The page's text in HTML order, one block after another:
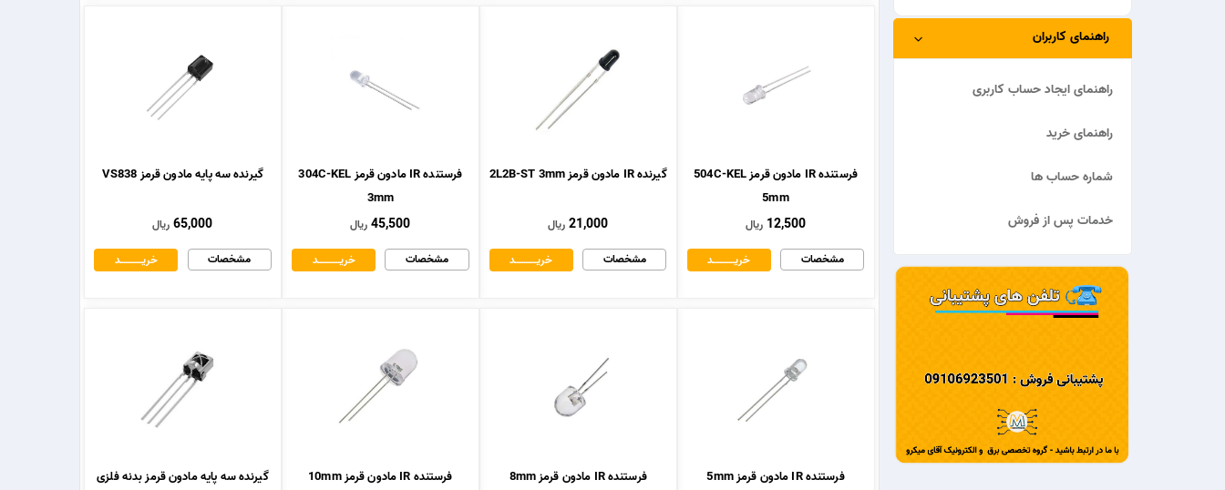
فرستنده IR مادون قرمز 504C-KEL
5mm
12,500 ریال
مشخصات
خریــــــــــــد
گیرنده IR مادون قرمز 2L2B-ST 3mm
21,000 ریال
مشخصات
خریــــــــــــد
فرستنده IR مادون قرمز 304C-KEL
3mm
45,500 ریال
مشخصات
خریــــــــــــد
گیرنده سه پایه مادون قرمز VS838
65,000 ریال
مشخصات
خریــــــــــــد
فرستنده IR مادون قرمز 5mm فرستنده IR مادون قرمز 8mm فرستنده IR مادون قرمز 10mm
گیرنده سه پایه مادون قرمز بدنه فلزی
راهنمای کاربران
راهنمای ایجاد حساب کاربری
راهنمای خرید
شماره حساب ها
خدمات پس از فروش